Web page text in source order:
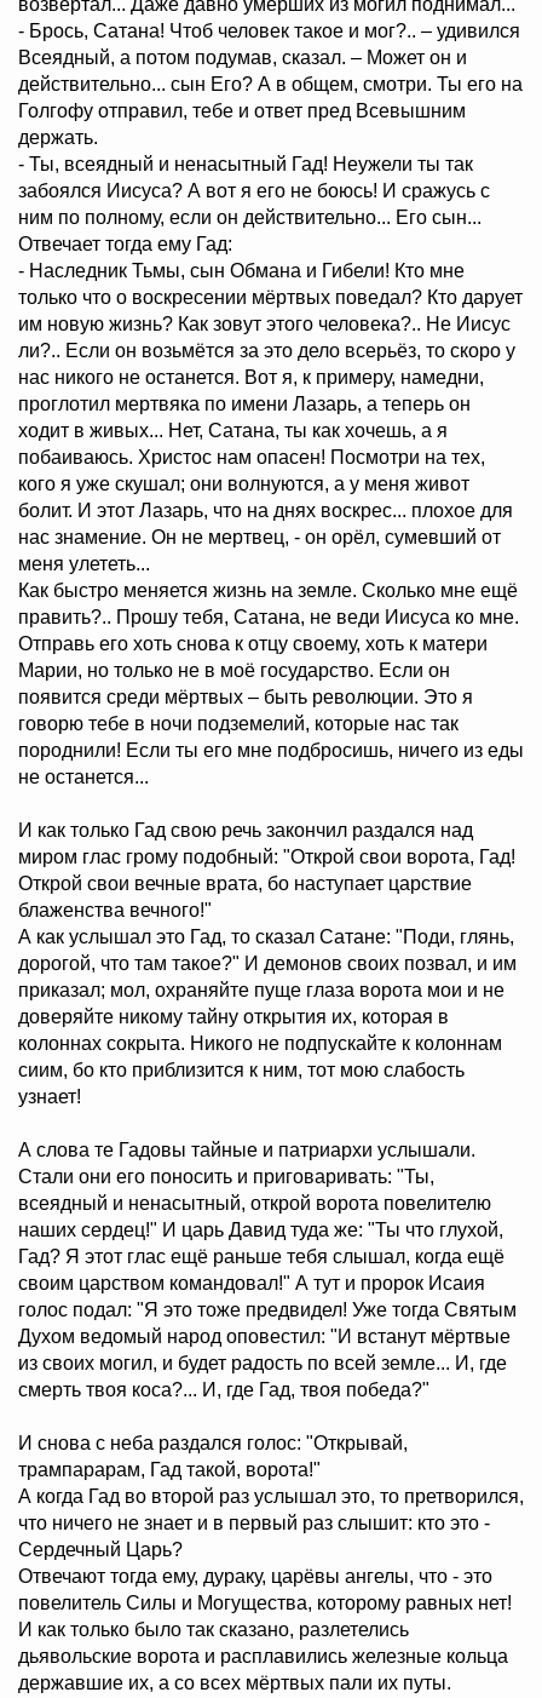
возвертал... Даже давно умерших из могил поднимал...
- Брось, Сатана! Чтоб человек такое и мог?.. – удивился
Всеядный, а потом подумав, сказал. – Может он и
действительно... сын Его? А в общем, смотри. Ты его на
Голгофу отправил, тебе и ответ пред Всевышним
держать.
- Ты, всеядный и ненасытный Гад! Неужели ты так
забоялся Иисуса? А вот я его не боюсь! И сражусь с
ним по полному, если он действительно... Его сын...
Отвечает тогда ему Гад:
- Наследник Тьмы, сын Обмана и Гибели! Кто мне
только что о воскресении мёртвых поведал? Кто дарует
им новую жизнь? Как зовут этого человека?.. Не Иисус
ли?.. Если он возьмётся за это дело всерьёз, то скоро у
нас никого не останется. Вот я, к примеру, намедни,
проглотил мертвяка по имени Лазарь, а теперь он
ходит в живых... Нет, Сатана, ты как хочешь, а я
побаиваюсь. Христос нам опасен! Посмотри на тех,
кого я уже скушал; они волнуются, а у меня живот
болит. И этот Лазарь, что на днях воскрес... плохое для
нас знамение. Он не мертвец, - он орёл, сумевший от
меня улететь...
Как быстро меняется жизнь на земле. Сколько мне ещё
править?.. Прошу тебя, Сатана, не веди Иисуса ко мне.
Отправь его хоть снова к отцу своему, хоть к матери
Марии, но только не в моё государство. Если он
появится среди мёртвых – быть революции. Это я
говорю тебе в ночи подземелий, которые нас так
породнили! Если ты его мне подбросишь, ничего из еды
не останется...
И как только Гад свою речь закончил раздался над
миром глас грому подобный: "Открой свои ворота, Гад!
Открой свои вечные врата, бо наступает царствие
блаженства вечного!"
А как услышал это Гад, то сказал Сатане: "Поди, глянь,
дорогой, что там такое?" И демонов своих позвал, и им
приказал; мол, охраняйте пуще глаза ворота мои и не
доверяйте никому тайну открытия их, которая в
колоннах сокрыта. Никого не подпускайте к колоннам
сиим, бо кто приблизится к ним, тот мою слабость
узнает!
А слова те Гадовы тайные и патриархи услышали.
Стали они его поносить и приговаривать: "Ты,
всеядный и ненасытный, открой ворота повелителю
наших сердец!" И царь Давид туда же: "Ты что глухой,
Гад? Я этот глас ещё раньше тебя слышал, когда ещё
своим царством командовал!" А тут и пророк Исаия
голос подал: "Я это тоже предвидел! Уже тогда Святым
Духом ведомый народ оповестил: "И встанут мёртвые
из своих могил, и будет радость по всей земле... И, где
смерть твоя коса?... И, где Гад, твоя победа?"
И снова с неба раздался голос: "Открывай,
трампарарам, Гад такой, ворота!"
А когда Гад во второй раз услышал это, то претворился,
что ничего не знает и в первый раз слышит: кто это -
Сердечный Царь?
Отвечают тогда ему, дураку, царёвы ангелы, что - это
повелитель Силы и Могущества, которому равных нет!
И как только было так сказано, разлетелись
дьявольские ворота и расплавились железные кольца
державшие их, а со всех мёртвых пали их путы.